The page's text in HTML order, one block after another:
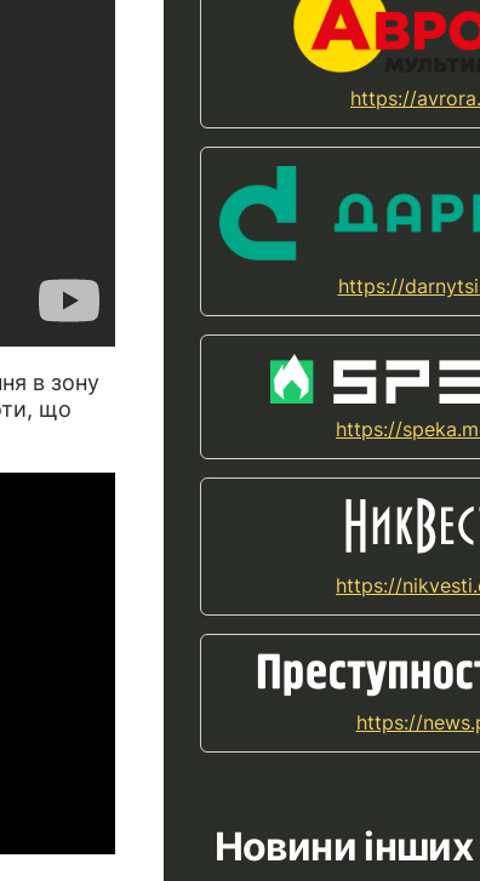
в зону
що
https://
https://
https://
https://
https://
Новини інших